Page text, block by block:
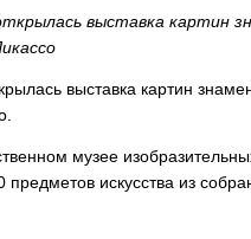
выставка картин
выставка картин
музее
искусства из